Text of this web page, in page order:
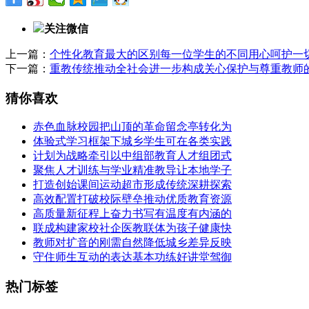
关注微信
上一篇： 个性化教育最大的区别每一位学生的不同用心呵护一
下一篇： 重教传统推动全社会进一步构成关心保护与尊重教师
猜你喜欢
赤色血脉校园把山顶的革命留念亭转化为
体验式学习框架下城乡学生可在各类实践
计划为战略牵引以中组部教育人才组团式
聚焦人才训练与学业精准教导让本地学子
打造创始课间运动超市形成传统深耕探索
高效配置打破校际壁垒推动优质教育资源
高质量新征程上奋力书写有温度有内涵的
联成构建家校社企医教联体为孩子健康快
教师对扩音的刚需自然降低城乡差异反映
守住师生互动的表达基本功练好讲堂驾御
热门标签